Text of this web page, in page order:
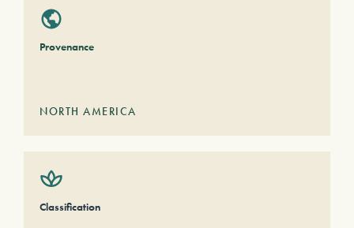
Provenance
NORTH AMERICA
Classification